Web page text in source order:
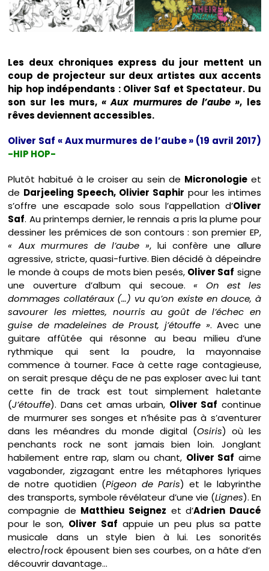
Les deux chroniques express du jour mettent un
coup de projecteur sur deux artistes aux accents
hip hop indépendants : Oliver Saf et Spectateur. Du
son sur les murs,« Aux murmures de l’aube », les
rêves deviennent accessibles.
Oliver Saf « Aux murmures de l’aube » (19 avril 2017)
-HIP HOP-
Plutôt habitué à le croiser au sein de Micronologieet
de Darjeeling Speech, Olivier Saphir pour les intimes
s’offre une escapade solo sous l’appellation d’Oliver
Saf. Au printemps dernier, le rennais a pris la plume pour
dessiner les prémices de son contours : son premier EP,
« Aux murmures de l’aube », lui confère une allure
agressive, stricte, quasi-furtive. Bien décidé à dépeindre
le monde à coups de mots bien pesés, Oliver Saf signe
une ouverture d’album qui secoue.« On est les
dommages collatéraux (…) vu qu’on existe en douce, à
savourer les miettes, nourris au goût de l’échec en
guise de madeleines de Proust, j’étouffe ». Avec une
guitare affûtée qui résonne au beau milieu d’une
rythmique qui sent la poudre, la mayonnaise
commence à tourner. Face à cette rage contagieuse,
on serait presque déçu de ne pas exploser avec lui tant
cette fin de track est tout simplement haletante
(J’étouffe). Dans cet amas urbain, Oliver Saf continue
de murmurer ses songes et n’hésite pas à s’aventurer
dans les méandres du monde digital (Osiris) où les
penchants rock ne sont jamais bien loin. Jonglant
habilement entre rap, slam ou chant, Oliver Saf aime
vagabonder, zigzagant entre les métaphores lyriques
de notre quotidien (Pigeon de Paris) et le labyrinthe
des transports, symbole révélateur d’une vie (Lignes). En
compagnie de Matthieu Seignez et d’Adrien Daucé
pour le son, Oliver Saf appuie un peu plus sa patte
musicale dans un style bien à lui. Les sonorités
electro/rock épousent bien ses courbes, on a hâte d’en
découvrir davantage…